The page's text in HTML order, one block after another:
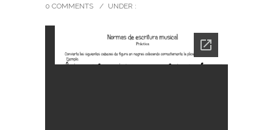
0 COMMENTS / UNDER :